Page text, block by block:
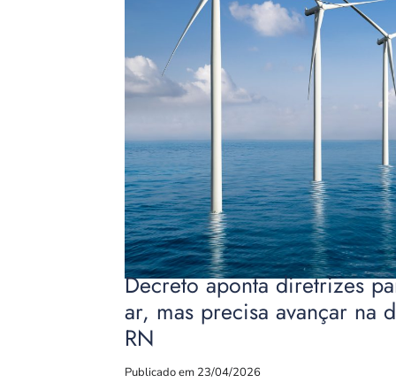
Decreto aponta diretrizes
ar, mas precisa avançar na
RN
Publicado em 23/04/2026